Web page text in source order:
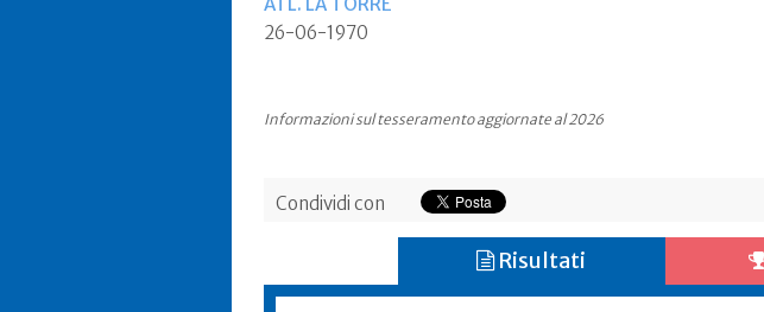
26-06-1970
Informazioni sul tesseramento aggiornate al 2026
Condividi con
Risultati